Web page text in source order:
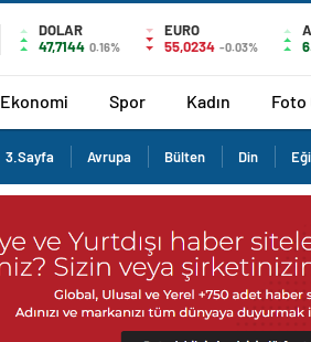
DOLAR
47,7144 0.16%
EURO
55,0234 -0.03%
Ekonomi Spor Kadın Foto
3.Sayfa Avrupa Bülten Din